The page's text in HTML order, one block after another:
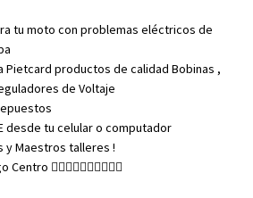
tu moto con problemas eléctricos de
Pietcard productos de calidad Bobinas ,
de Voltaje
desde tu celular o computador
y Maestros talleres !
👇🏼👇🏼👇🏼👇🏼👇🏼